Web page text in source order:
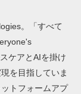
。「すべて
ケアとAIを掛け
を目指していま
トフォームアプ